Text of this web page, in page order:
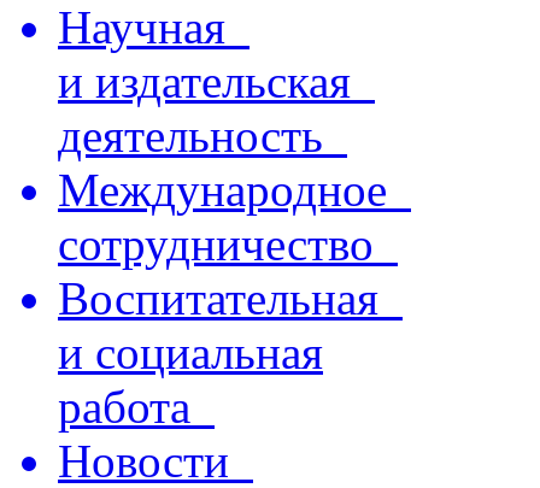
Научная
и издательская
деятельность
Международное
сотрудничество
Воспитательная
и социальная
работа
Новости